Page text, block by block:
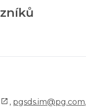
, pgsds.im@pg.com